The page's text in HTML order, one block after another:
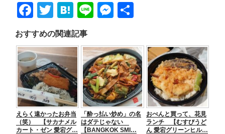
F
a
c
e
b
o
o
k
T
wi
tt
er
H
at
e
n
a
Li
e
M
ss
e
n
g
er
おすすめの関連記事
えらく遠かったお弁当
（笑） 【サカナメル
カート・ゼン 愛宕グ…
「酔っ払い炒め」の名
はダテじゃない
【BANGKOK SMI…
おべんと買って、花見
ランチ 【むすびうど
ん 愛宕グリーンヒル…